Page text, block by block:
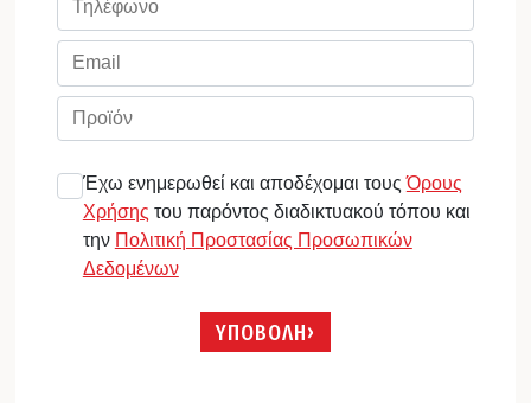
Έχω ενημερωθεί και αποδέχομαι τουςΌρους
Χρήσης του παρόντος διαδικτυακού τόπου και
την Πολιτική Προστασίας Προσωπικών
Δεδομένων
ΥΠΟΒΟΛΗ